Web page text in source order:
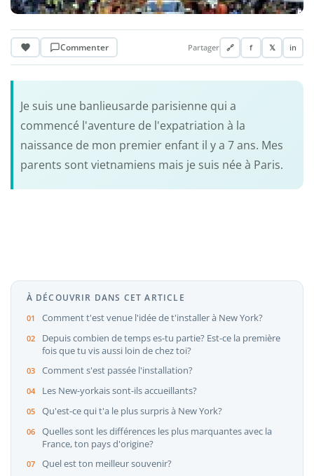
Commenter Partager 🔗 f 𝕏 in
Je suis une banlieusarde parisienne qui a
commencé l'aventure de l'expatriation à la
naissance de mon premier enfant il y a 7 ans. Mes
parents sont vietnamiens mais je suis née à Paris.
À DÉCOUVRIR DANS CET ARTICLE
Comment t'est venue l'idée de t'installer à New York?
Depuis combien de temps es-tu partie? Est-ce la première
fois que tu vis aussi loin de chez toi?
Comment s'est passée l'installation?
Les New-yorkais sont-ils accueillants?
Qu'est-ce qui t'a le plus surpris à New York?
Quelles sont les différences les plus marquantes avec la
France, ton pays d'origine?
Quel est ton meilleur souvenir?